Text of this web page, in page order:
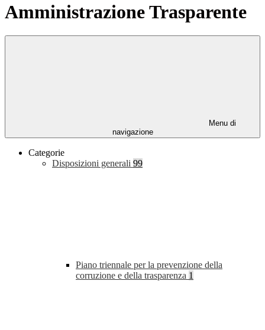
Amministrazione Trasparente
Menu di
navigazione
Categorie
Disposizioni generali 99
Piano triennale per la prevenzione della
corruzione e della trasparenza 1